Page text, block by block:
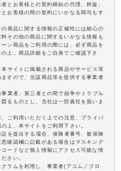
とお客様との契約締結の代理、斡旋、
お客様の間の契約にいかなる関与もす
商品に関する情報の正確性には細心の
その他の商品に関するいかなる情報も
ン商品をご利用の際には、必ず商品を
上、商品詳細をご自身でご確認下さ
サイトに掲載される商品やサービス等
すので、当該商品等を提供する事業者
業者、第三者との間で紛争やトラブル
るものとし、当社は一切責任を負いま
ご利用いただく上での注意、プライバ
上、本サイトをご利用下さい。
を提出する場合、保険者番号、被保険
確認欄に記載がある場合はマスキング
ードなど個人情報にアクセス可能な情
さい。
ラムを利用し、事業者(アコム／プロ